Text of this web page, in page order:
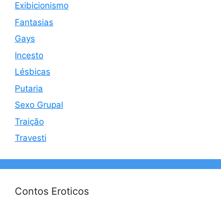
Exibicionismo
Fantasias
Gays
Incesto
Lésbicas
Putaria
Sexo Grupal
Traição
Travesti
Contos Eroticos